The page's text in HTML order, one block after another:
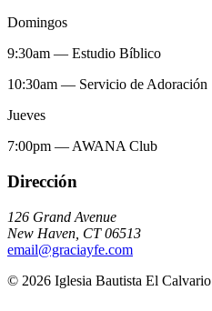
Domingos
9:30am — Estudio Bíblico
10:30am — Servicio de Adoración
Jueves
7:00pm — AWANA Club
Dirección
126 Grand Avenue
New Haven CT 06513
email@graciayfe.com
© 2026 Iglesia Bautista El Calvario